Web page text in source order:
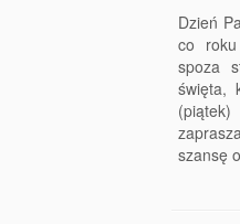
Dzień
co
spoza
święta,
szansę